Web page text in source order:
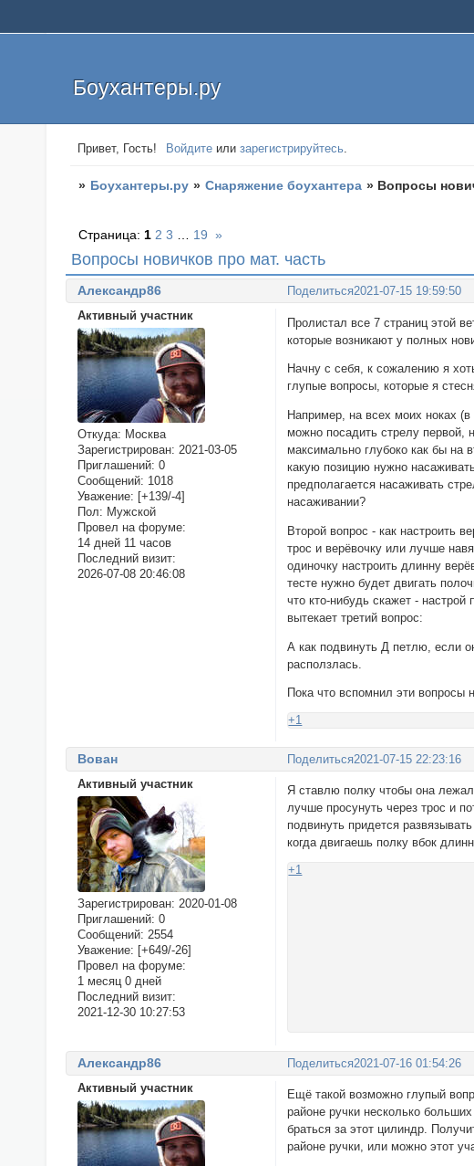
Боухантеры.ру
Привет, Гость! Войдите илизарегистрируйтесь.
» Боухантеры.ру » Снаряжение боухантера » Вопросы
Вопросы новичков про мат. часть
Страница: 1 2 3 19 »
Поделиться2021-07-15 19:59:50
Александр86
Активный участник
Откуда: Москва
Зарегистрирован: 2021-03-05
Приглашений: 0
Сообщений: 1018
Уважение: [+139/-4]
Пол: Мужской
Провел на форуме:
14 дней 11 часов
Последний визит:
2026-07-08 20:46:08
Пролистал все 7 страниц этой
которые возникают у полных
Начну с себя, к сожалению я
глупые вопросы, которые я
Например, на всех моих ноках
можно посадить стрелу первой,
максимально глубоко как бы на
какую позицию нужно
предполагается насаживать
насаживании?
Второй вопрос - как настроить
трос и верёвочку или лучше
одиночку настроить длинну
тесте нужно будет двигать
что кто-нибудь скажет -
вытекает третий вопрос:
А как подвинуть Д петлю, если
расползлась.
Пока что вспомнил эти вопросы
+1
Поделиться2021-07-15 22:23:16
Вован
Активный участник
Зарегистрирован: 2020-01-08
Приглашений: 0
Сообщений: 2554
Уважение: [+649/-26]
Провел на форуме:
1 месяц 0 дней
Последний визит:
2021-12-30 10:27:53
Я ставлю полку чтобы она
лучше просунуть через трос и
подвинуть придется
когда двигаешь полку вбок
+1
Поделиться2021-07-16 01:54:26
Александр86
Активный участник
Ещё такой возможно глупый
районе ручки несколько
браться за этот цилиндр.
районе ручки, или можно этот